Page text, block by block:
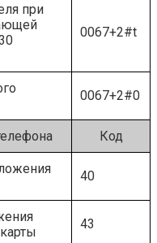
при
0067+2#t
0067+2#0
Код
40
43